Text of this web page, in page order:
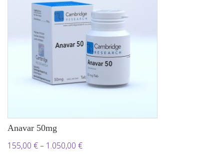
Anavar 50mg
155,00 €– 1.050,00 €Interval